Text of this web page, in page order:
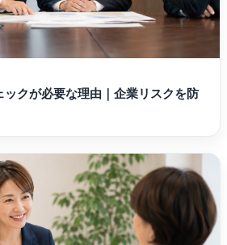
ックが必要な理由｜企業リスクを防